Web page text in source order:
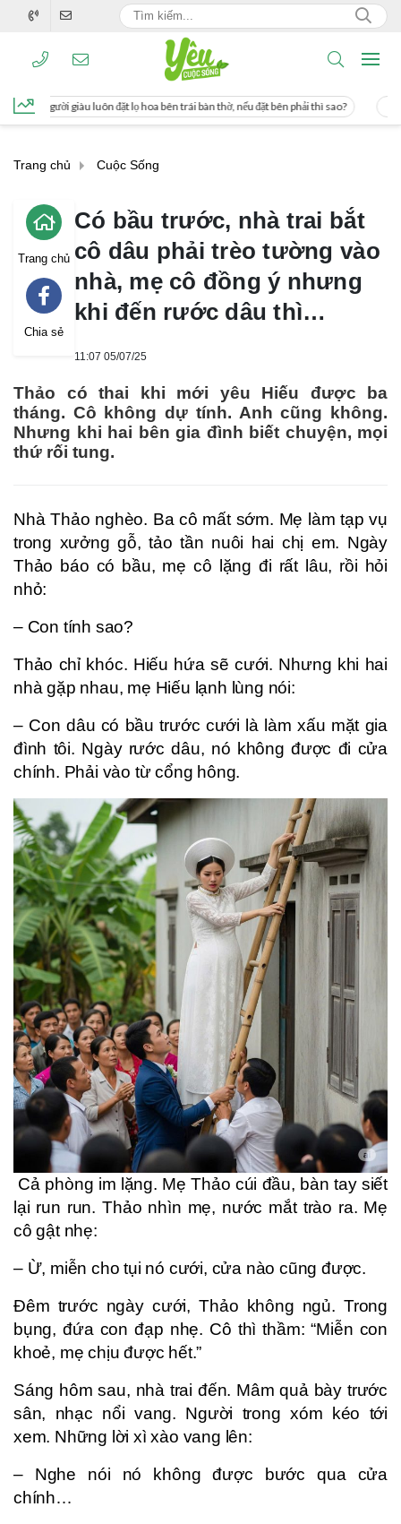
lọ hoa bên trái bàn thờ, nếu đặt bên phải thì sao? Cách uống nước mía
Trang chủ Cuộc Sống
Trang chủ
Chia sẻ
Có bầu trước, nhà trai bắt
cô dâu phải trèo tường vào
nhà, mẹ cô đồng ý nhưng
khi đến rước dâu thì…
11:07 05/07/25
Thảo có thai khi mới yêu Hiếu được ba
tháng. Cô không dự tính. Anh cũng không.
Nhưng khi hai bên gia đình biết chuyện, mọi
thứ rối tung.
Nhà Thảo nghèo. Ba cô mất sớm. Mẹ làm tạp vụ
trong xưởng gỗ, tảo tần nuôi hai chị em. Ngày
Thảo báo có bầu, mẹ cô lặng đi rất lâu, rồi hỏi
nhỏ:
– Con tính sao?
Thảo chỉ khóc. Hiếu hứa sẽ cưới. Nhưng khi hai
nhà gặp nhau, mẹ Hiếu lạnh lùng nói:
– Con dâu có bầu trước cưới là làm xấu mặt gia
đình tôi. Ngày rước dâu, nó không được đi cửa
chính. Phải vào từ cổng hông.
Cả phòng im lặng. Mẹ Thảo cúi đầu, bàn tay siết
lại run run. Thảo nhìn mẹ, nước mắt trào ra. Mẹ
cô gật nhẹ:
– Ừ, miễn cho tụi nó cưới, cửa nào cũng được.
Đêm trước ngày cưới, Thảo không ngủ. Trong
bụng, đứa con đạp nhẹ. Cô thì thầm: “Miễn con
khoẻ, mẹ chịu được hết.”
Sáng hôm sau, nhà trai đến. Mâm quả bày trước
sân, nhạc nổi vang. Người trong xóm kéo tới
xem. Những lời xì xào vang lên:
– Nghe nói nó không được bước qua cửa
chính…